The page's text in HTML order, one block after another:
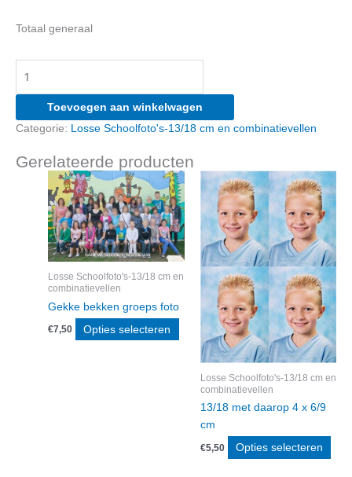
Totaal generaal
met
daarop
1
x
13
Toevoegen aan winkelwagen
Categorie: Losse Schoolfoto's-13/18 cm en combinatievellen
Gerelateerde producten
Losse Schoolfoto's-13/18 cm en
combinatievellen
Gekke bekken groeps foto
€7,50 Opties selecteren
Losse Schoolfoto's-13/18 cm en
combinatievellen
13/18 met daarop 4 x 6/9
cm
€5,50 Opties selecteren